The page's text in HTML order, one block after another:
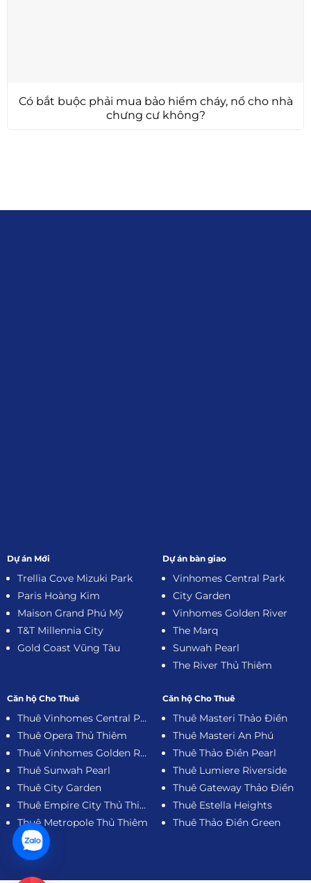
Có bắt buộc phải mua bảo hiểm cháy, nổ cho nhà
chưng cư không?
Dự án Mới
Trellia Cove Mizuki Park
Paris Hoàng Kim
Maison Grand Phú Mỹ
T&T Millennia City
Gold Coast Vũng Tàu
Dự án bàn giao
Vinhomes Central Park
City Garden
Vinhomes Golden River
The Marq
Sunwah Pearl
The River Thủ Thiêm
Căn hộ Cho Thuê
Thuê Vinhomes Central Park
Thuê Opera Thủ Thiêm
Thuê Vinhomes Golden River
Thuê Sunwah Pearl
Thuê City Garden
Thuê Empire City Thủ Thiêm
Thuê Metropole Thủ Thiêm
Căn hộ Cho Thuê
Thuê Masteri Thảo Điền
Thuê Masteri An Phú
Thuê Thảo Điền Pearl
Thuê Lumiere Riverside
Thuê Gateway Thảo Điền
Thuê Estella Heights
Thuê Thảo Điền Green